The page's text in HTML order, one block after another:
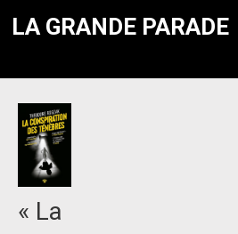
LA GRANDE PARADE
« La